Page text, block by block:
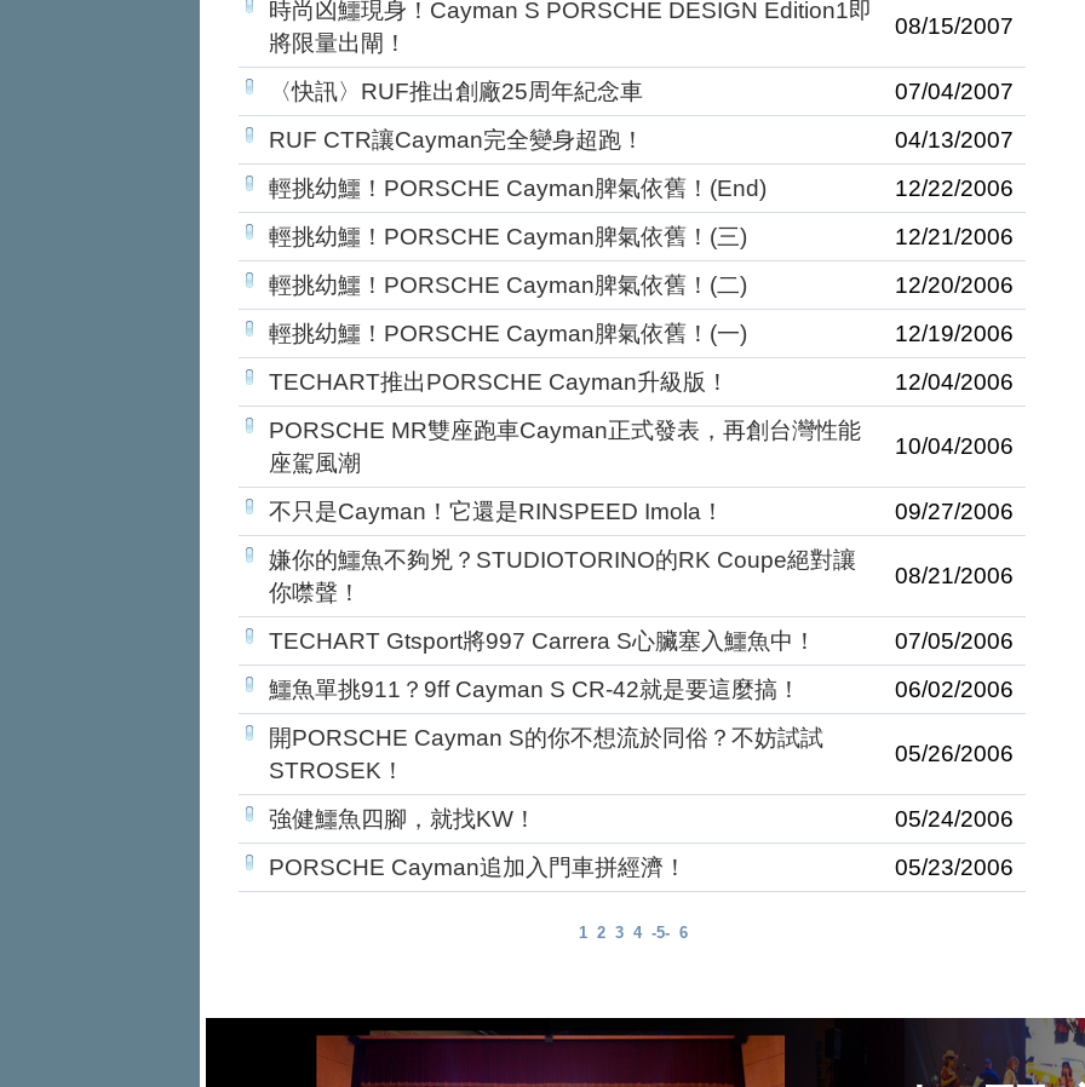
時尚凶鱷現身！Cayman S PORSCHE DESIGN Edition1即
將限量出閘！
08/15/2007
〈快訊〉RUF推出創廠25周年紀念車
07/04/2007
RUF CTR讓Cayman完全變身超跑！
04/13/2007
輕挑幼鱷！PORSCHE Cayman脾氣依舊！(End)
12/22/2006
輕挑幼鱷！PORSCHE Cayman脾氣依舊！(三)
12/21/2006
輕挑幼鱷！PORSCHE Cayman脾氣依舊！(二)
12/20/2006
輕挑幼鱷！PORSCHE Cayman脾氣依舊！(一)
12/19/2006
TECHART推出PORSCHE Cayman升級版！
12/04/2006
PORSCHE MR雙座跑車Cayman正式發表，再創台灣性能
座駕風潮
10/04/2006
不只是Cayman！它還是RINSPEED Imola！
09/27/2006
嫌你的鱷魚不夠兇？STUDIOTORINO的RK Coupe絕對讓
你噤聲！
08/21/2006
TECHART Gtsport將997 Carrera S心臟塞入鱷魚中！
07/05/2006
鱷魚單挑911？9ff Cayman S CR-42就是要這麼搞！
06/02/2006
開PORSCHE Cayman S的你不想流於同俗？不妨試試
STROSEK！
05/26/2006
強健鱷魚四腳，就找KW！
05/24/2006
PORSCHE Cayman追加入門車拼經濟！
05/23/2006
1 2 3 4-5- 6